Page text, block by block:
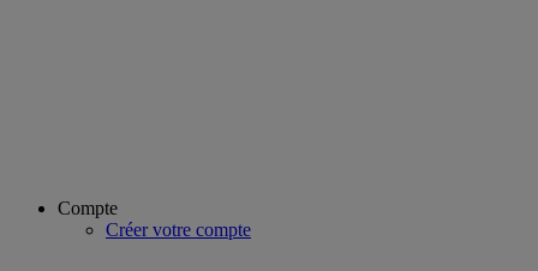
Compte
Créer votre compte